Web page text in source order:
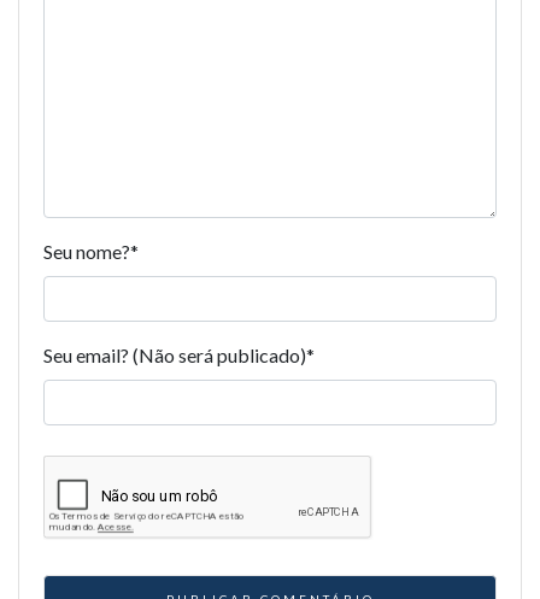
Seu nome?*
Seu email? (Não será publicado)*